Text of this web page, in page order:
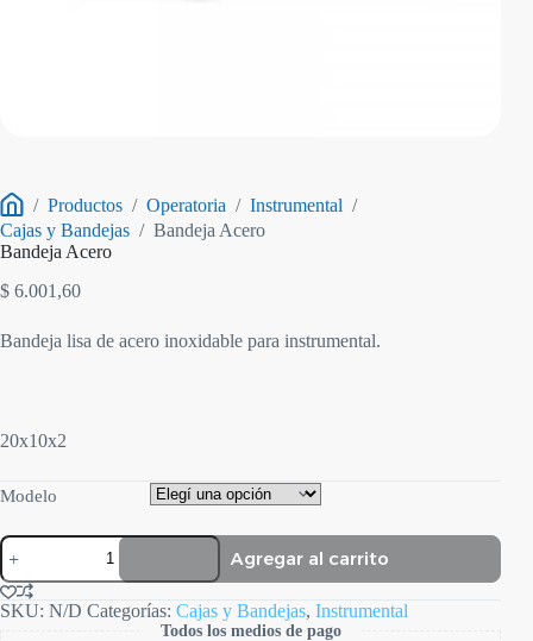
Inicio
/ Productos / Operatoria / Instrumental /
Cajas y Bandejas / Bandeja Acero
Bandeja Acero
$ 6.001,60
Bandeja lisa de acero inoxidable para instrumental.
20x10x2
Modelo
Bandeja
Acero
cantidad
Agregar al carrito
SKU: N/D Categorías: Cajas y Bandejas, Instrumental
Todos los medios de pago